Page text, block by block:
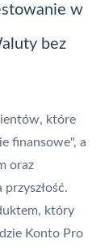
w
bez
które
finansowe", a
oraz
który
Konto Pro